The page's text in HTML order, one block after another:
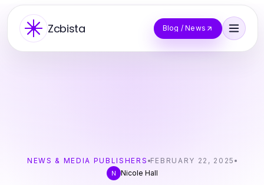
Zcbista Blog / News
NEWS & MEDIA PUBLISHERS FEBRUARY 22, 2025
N Nicole Hall